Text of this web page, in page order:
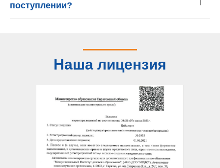
поступлении?
Наша лицензия